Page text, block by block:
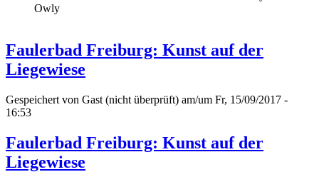
Owly
Faulerbad Freiburg: Kunst auf der
Liegewiese
Gespeichert von Gast (nicht überprüft) am/um Fr, 15/09/2017 -
16:53
Faulerbad Freiburg: Kunst auf der
Liegewiese